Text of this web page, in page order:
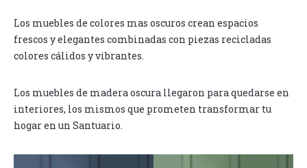
Los muebles de colores mas oscuros crean espacios
frescos y elegantes combinadas con piezas recicladas
colores cálidos y vibrantes.
Los muebles de madera oscura llegaron para quedarse en
interiores, los mismos que prometen transformar tu
hogar en un Santuario.